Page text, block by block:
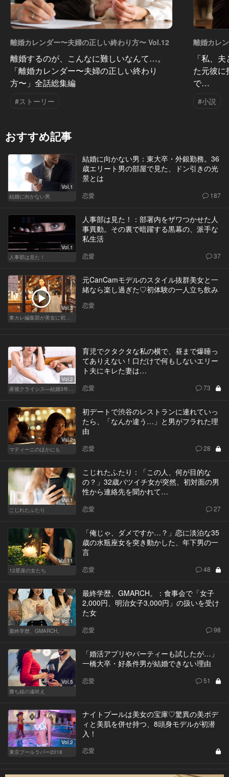
離婚カレンダー〜夫婦の正しい終わり方〜 Vol.12
離婚するのが、こんなに難しいなんて…。
「離婚カレンダー〜夫婦の正しい終わり
方〜」全話総集編
#ストーリー
離婚カレ
Vol.11
「私、
た元彼
で…
#小説
おすすめ記事
Vol.1
結婚に向かない男
結婚に向かない男：東大卒・外銀勤務。36
歳エリート男の部屋で見た、ドン引きの光
景とは
恋愛 187
Vol.1
人事部は見た！
人事部は見た！：部署内をザワつかせた人
事異動。その裏で暗躍する黒幕の、派手な
私生活
恋愛 37
Vol.3
東カレ編集部が美女に初体験させてみた
元CanCamモデルのスタイル抜群美女と一
緒なら楽し過ぎた♡初体験の一人立ち飲み
恋愛
Vol.2
産後クライシス—結婚3年目の波乱—
育児でクタクタな私の横で、昼まで爆睡っ
てありえない！口だけで何もしないエリー
ト夫にキレた妻は…
恋愛 73
Vol.2
マティーニのほかにも
初デートで渋谷のレストランに連れていっ
たら、「なんか違う…」と男がフラれた理
由
恋愛 28
Vol.1
こじれたふたり
こじれたふたり：「この人、何が目的な
の？」32歳バツイチ女が突然、初対面の男
性から連絡先を聞かれて…
恋愛 27
Vol.11
12星座の女たち
「俺じゃ、ダメですか…？」恋に淡泊な35
歳の水瓶座女を突き動かした、年下男の一
言
恋愛 48
Vol.1
最終学歴、GMARCH。
最終学歴、GMARCH。：食事会で「女子
2,000円、明治女子3,000円」の扱いを受け
た女
恋愛 98
Vol.5
勝ち組の遠吠え
「婚活アプリやパーティーも試したが…」
一橋大卒・好条件男が結婚できない理由
恋愛 51
Vol.2
東京プールラバー2018
ナイトプールは美女の宝庫♡驚異の美ボデ
ィと美肌を併せ持つ、8頭身モデルが初潜
入！
恋愛